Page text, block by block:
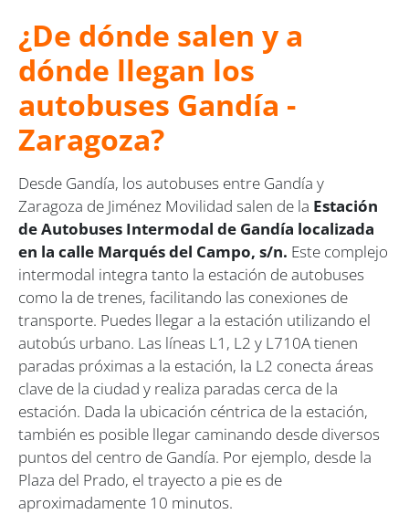
¿De dónde salen y a
dónde llegan los
autobuses Gandía -
Zaragoza?
Desde Gandía, los autobuses entre Gandía y
Zaragoza de Jiménez Movilidad salen de la Estación
de Autobuses Intermodal de Gandía localizada
en la calle Marqués del Campo, s/n. Este complejo
intermodal integra tanto la estación de autobuses
como la de trenes, facilitando las conexiones de
transporte. Puedes llegar a la estación utilizando el
autobús urbano. Las líneas L1, L2 y L710A tienen
paradas próximas a la estación, la L2 conecta áreas
clave de la ciudad y realiza paradas cerca de la
estación. Dada la ubicación céntrica de la estación,
también es posible llegar caminando desde diversos
puntos del centro de Gandía. Por ejemplo, desde la
Plaza del Prado, el trayecto a pie es de
aproximadamente 10 minutos.